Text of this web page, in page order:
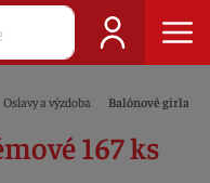
Oslavy a výzdoba Balónové
167 ks